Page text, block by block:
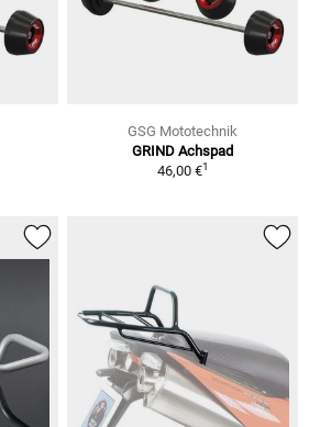
GSG Mototechnik
GRIND Achspad
46,00 €1